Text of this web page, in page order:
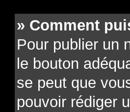
» Comment
Pour publier un
le bouton
se peut que
pouvoir rédiger